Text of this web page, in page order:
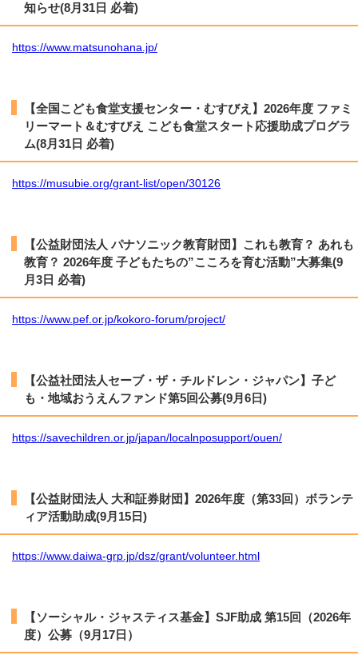
知らせ(8月31日 必着)
https://www.matsunohana.jp/
【全国こども食堂支援センター・むすびえ】2026年度 ファミ
リーマート＆むすびえ こども食堂スタート応援助成プログラ
ム(8月31日 必着)
https://musubie.org/grant-list/open/30126
【公益財団法人 パナソニック教育財団】これも教育？ あれも
教育？ 2026年度 子どもたちの”こころを育む活動”大募集(9
月3日 必着)
https://www.pef.or.jp/kokoro-forum/project/
【公益社団法人セーブ・ザ・チルドレン・ジャパン】子ど
も・地域おうえんファンド第5回公募(9月6日)
https://savechildren.or.jp/japan/localnposupport/ouen/
【公益財団法人 大和証券財団】2026年度（第33回）ボランテ
ィア活動助成(9月15日)
https://www.daiwa-grp.jp/dsz/grant/volunteer.html
【ソーシャル・ジャスティス基金】SJF助成 第15回（2026年
度）公募（9月17日）